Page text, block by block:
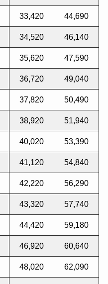
33,420 44,690
34,520 46,140
35,620 47,590
36,720 49,040
37,820 50,490
38,920 51,940
40,020 53,390
41,120 54,840
42,220 56,290
43,320 57,740
44,420 59,180
46,920 60,640
48,020 62,090